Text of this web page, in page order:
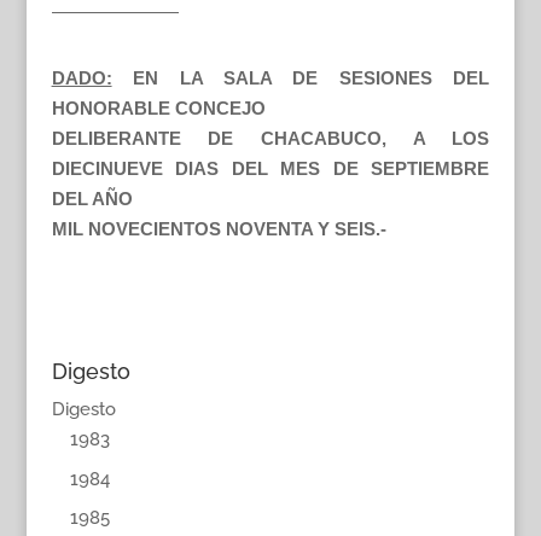
———————
DADO:
EN LA SALA DE SESIONES DEL
HONORABLE CONCEJO
DELIBERANTE DE CHACABUCO, A LOS
DIECINUEVE DIAS DEL MES DE SEPTIEMBRE
DEL AÑO
MIL NOVECIENTOS NOVENTA Y SEIS.-
Digesto
Digesto
1983
1984
1985